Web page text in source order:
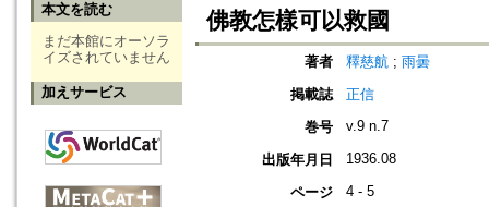
本文を読む
まだ本館にオーソラ
イズされていません
加えサービス
佛教怎樣可以救國
著者 釋慈航 ; 雨曇
掲載誌
正信
巻号
v.9 n.7
出版年月日 1936.08
ページ 4 - 5